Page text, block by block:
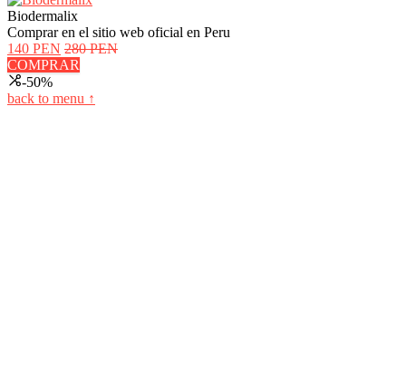
Biodermalix
Comprar en el sitio web oficial en Peru
140 PEN 280 PEN
COMPRAR
-50%
back to menu ↑